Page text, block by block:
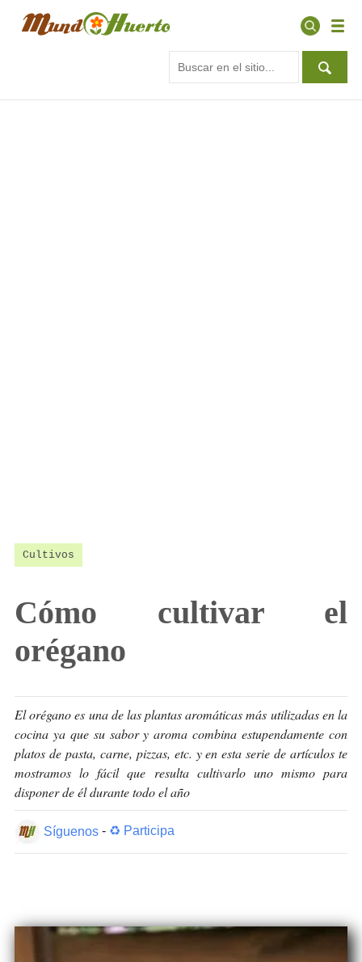
Cultivos
Cómo cultivar el
orégano
El orégano es una de las plantas aromáticas más utilizadas en la
cocina ya que su sabor y aroma combina estupendamente con
platos de pasta, carne, pizzas, etc. y en esta serie de artículos te
mostramos lo fácil que resulta cultivarlo uno mismo para
disponer de él durante todo el año
Síguenos- ♻ Participa